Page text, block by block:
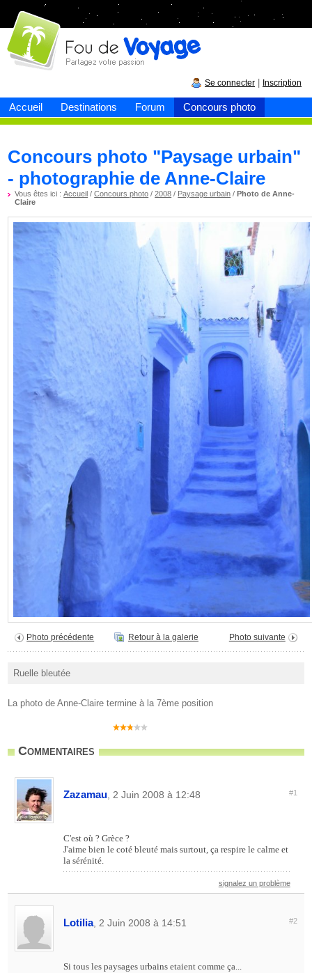
Accueil Destinations Forum Concours photo
Fou devoyage
Se connecter Inscription
Concours photo "Paysage urbain"
- photographie de Anne-Claire
Vous êtes ici :Accueil /Concours photo /2008 / Paysage urbain /Photo de Anne-
Claire
Photo précédente Retour à la galerie Photo suivante
Ruelle bleutée
La photo de Anne-Claire termine à la 7ème position
Commentaires
Zazamau, 2 Juin 2008 à 12:48 #1
C'est où ? Grèce ?
J'aime bien le coté bleuté mais surtout, ça respire le calme et
la sérénité.
signalez un problème
Lotilia, 2 Juin 2008 à 14:51 #2
Si tous les paysages urbains etaient comme ça...